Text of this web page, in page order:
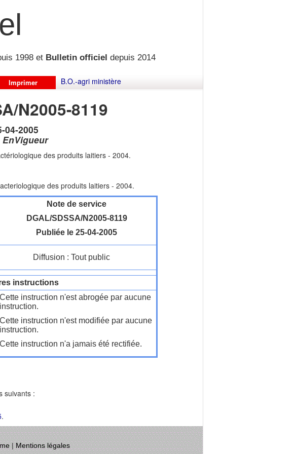
1998 et Bulletin officiel depuis 2014
Imprimer B.O.-agri ministère
N2005-8119
04-2005
EnVigueur
des produits laitiers - 2004.
des produits laitiers - 2004.
Note de service
DGAL/SDSSA/N2005-8119
Publiée le 25-04-2005
Diffusion : Tout public
instructions
Cette instruction n'est abrogée par aucune
instruction.
Cette instruction n'est modifiée par aucune
instruction.
Cette instruction n'a jamais été rectifiée.
suivants :
.
|Mentions légales